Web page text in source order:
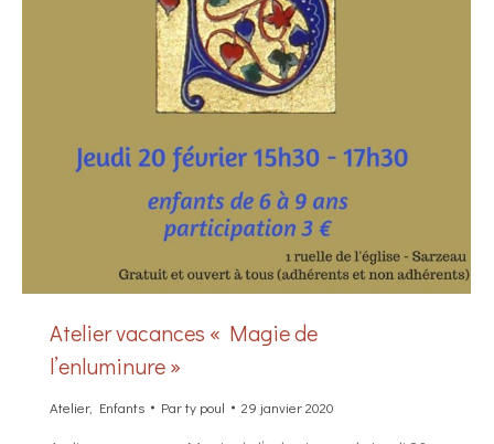
Atelier vacances « Magie de
l’enluminure »
Atelier, Enfants Party poul 29 janvier 2020